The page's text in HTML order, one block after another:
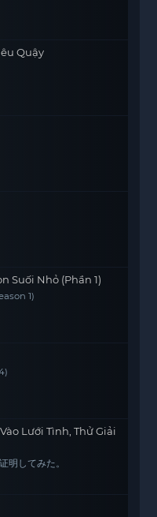
Quậy
Suối Nhỏ (Phần 1)
1)
Lưới Tình, Thử Giải
明してみた。